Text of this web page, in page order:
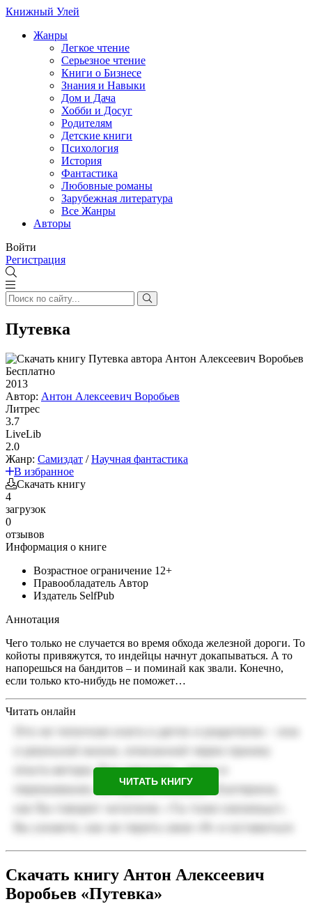
Книжный Улей
Жанры
Легкое чтение
Серьезное чтение
Книги о Бизнесе
Знания и Навыки
Дом и Дача
Хобби и Досуг
Родителям
Детские книги
Психология
История
Фантастика
Любовные романы
Зарубежная литература
Все Жанры
Авторы
Войти
Регистрация
Путевка
Бесплатно
2013
Автор: Антон Алексеевич Воробьев
Литрес
3.7
LiveLib
2.0
Жанр: Самиздат /Научная фантастика
В избранное
Скачать книгу
4
загрузок
0
отзывов
Информация о книге
Возрастное ограничение 12+
Правообладатель Автор
Издатель SelfPub
Аннотация
Чего только не случается во время обхода железной дороги. То
койоты привяжутся, то индейцы начнут докапываться. А то
напорешься на бандитов – и поминай как звали. Конечно,
если только кто-нибудь не поможет…
Читать онлайн
ЧИТАТЬ КНИГУ
Скачать книгу Антон Алексеевич
Воробьев «Путевка»